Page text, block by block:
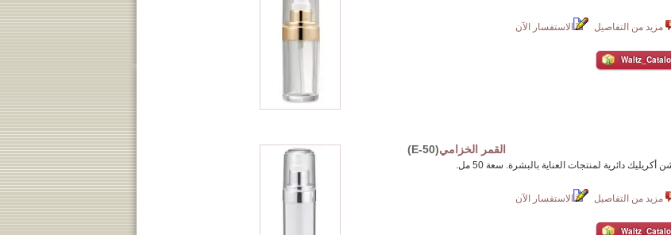
مزيد من التفاصيل الاستفسار الآن
القمر الخزامي(E-50)
أكريليك دائرية لمنتجات العناية بالبشرة. سعة 50 مل.
مزيد من التفاصيل الاستفسار الآن